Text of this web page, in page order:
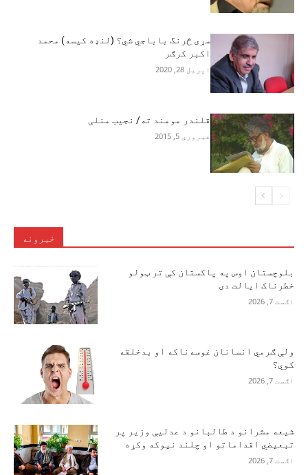
سړى څرنگ باباجي شي؟ (لنډه کیسه) محمد
اکبر کرګر
اپریل 28, 2020
قلندر مومند ته/ نجیب منلی
فبروري 5, 2015
خبرونه
بلوچستان اوس په پاکستان کې تر ټولو
خطرناک ایالت دی
اګست 7, 2026
ولې ګرمي انسانان غوسه‌ناکه او بدخلقه
کوي؟
اګست 7, 2026
شیعه مشرانو د طالبانو د عدلیې وزیر پر
تبعیضي اقداماتو او چلند نیوکه وکړه
اګست 7, 2026